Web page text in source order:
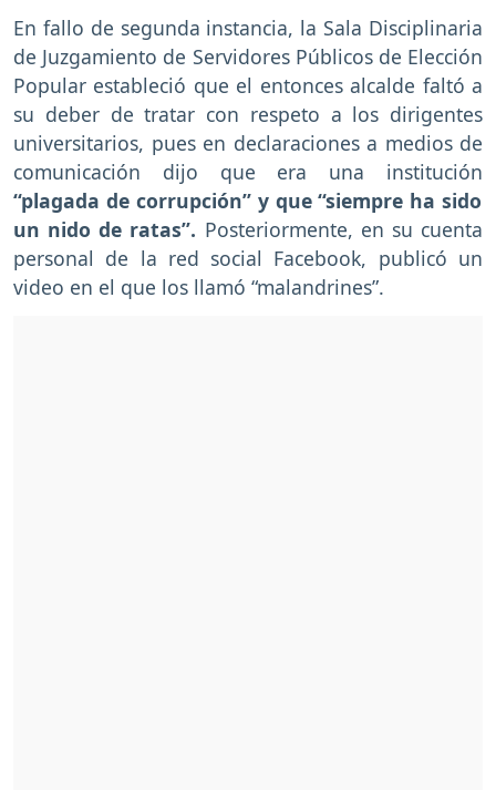
En fallo de segunda instancia, la Sala Disciplinaria
de Juzgamiento de Servidores Públicos de Elección
Popular estableció que el entonces alcalde faltó a
su deber de tratar con respeto a los dirigentes
universitarios, pues en declaraciones a medios de
comunicación dijo que era una institución
“plagada de corrupción” y que “siempre ha sido
un nido de ratas”. Posteriormente, en su cuenta
personal de la red social Facebook, publicó un
video en el que los llamó “malandrines”.